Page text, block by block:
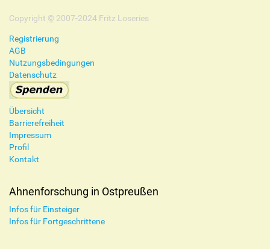
Copyright © 2007-2024 Fritz Loseries
Registrierung
AGB
Nutzungsbedingungen
Datenschutz
Übersicht
Barrierefreiheit
Impressum
Profil
Kontakt
Ahnenforschung in Ostpreußen
Infos für Einsteiger
Infos für Fortgeschrittene